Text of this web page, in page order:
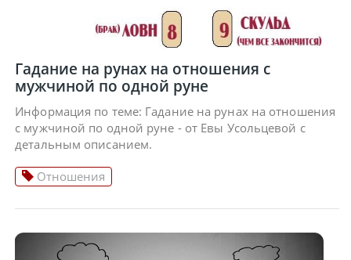
Гадание на рунах на отношения с
мужчиной по одной руне
Информация по теме: Гадание на рунах на отношения
с мужчиной по одной руне - от Евы Усольцевой с
детальным описанием.
Отношения